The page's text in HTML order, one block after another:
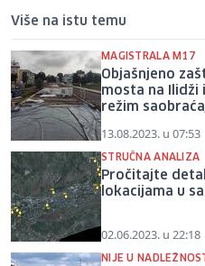
Više na istu temu
MAGISTRALA M17
Objašnjeno
mosta na Ilidži
režim
13.08.2023. u 07:53
STRUČNA ANALIZA
Pročitajte
lokacijama u
02.06.2023. u 22:18
NIJE U